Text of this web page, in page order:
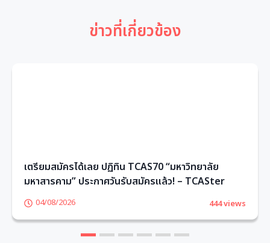
ข่าวที่เกี่ยวข้อง
เตรียมสมัครได้เลย ปฏิทิน TCAS70 “มหาวิทยาลัย
มหาสารคาม” ประกาศวันรับสมัครแล้ว! – TCASter
04/08/2026 444 views